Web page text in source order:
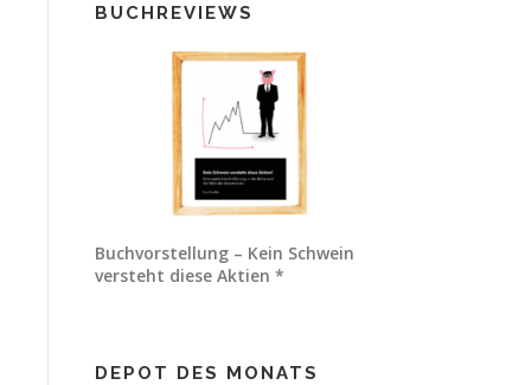
BUCHREVIEWS
Buchvorstellung – Kein Schwein
versteht diese Aktien *
DEPOT DES MONATS